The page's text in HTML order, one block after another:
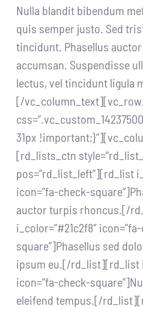
Nulla blandit bibendum
quis semper justo. Sed
tincidunt. Phasellus
accumsan. Suspendisse
lectus, vel tincidunt ligula
[/
31px
[rd_lists_ctn
pos=”rd_list_left”][rd_list
icon=”fa-check-
auctor turpis rhoncus.[/
i_color=”#21c2f8″
square”]Phasellus sed
ipsum eu.[/rd_list][rd_list
icon=”fa-check-
eleifend tempus.[/